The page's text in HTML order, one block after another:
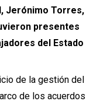
Jerónimo Torres,
presentes
del Estado
de la gestión del
de los acuerdos